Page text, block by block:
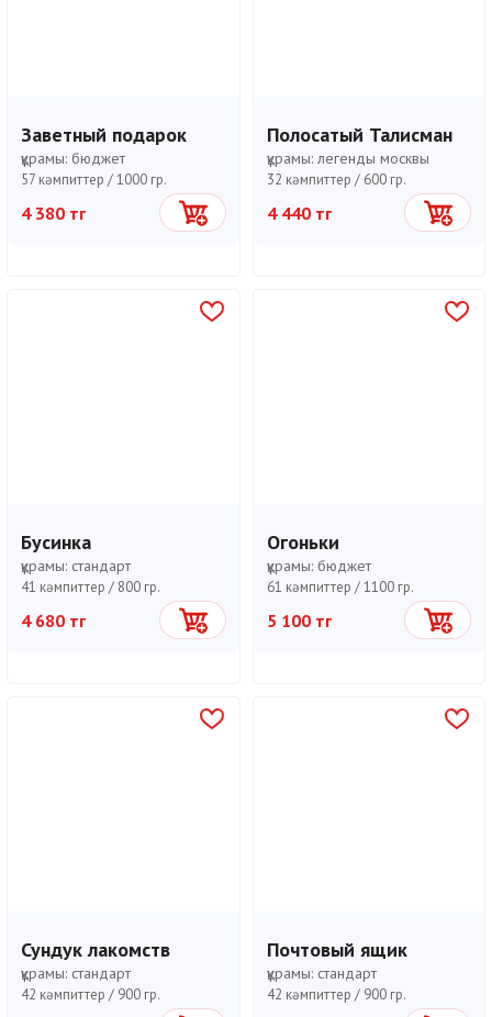
Заветный подарок
құрамы: бюджет
57 кәмпиттер /1000 гр.
4 380 тг Себетке
Полосатый Талисман
құрамы: легенды москвы
32 кәмпиттер / 600 гр.
4 440 тг Себетке
Бусинка
құрамы: стандарт
41 кәмпиттер / 800 гр.
4 680 тг Себетке
Огоньки
құрамы: бюджет
61 кәмпиттер /1100 гр.
5 100 тг Себетке
Сундук лакомств
құрамы: стандарт
42 кәмпиттер / 900 гр.
Почтовый ящик
құрамы: стандарт
42 кәмпиттер / 900 гр.